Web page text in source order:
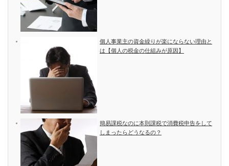
個人事業主の資金繰りが楽にならない理由と
は【個人の税金の仕組みが原因】
簡易課税なのに本則課税で消費税申告をして
しまったらどうなるの？